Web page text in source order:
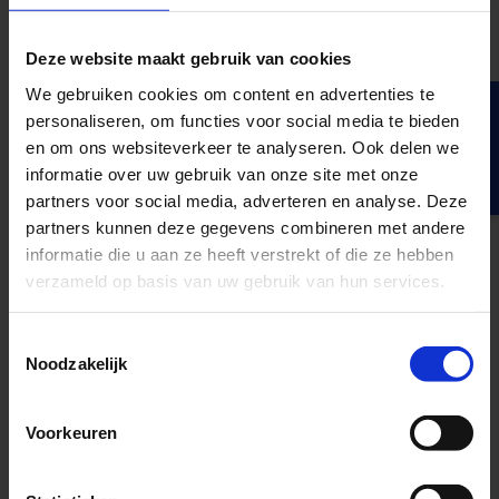
Deze website maakt gebruik van cookies
We gebruiken cookies om content en advertenties te
personaliseren, om functies voor social media te bieden
en om ons websiteverkeer te analyseren. Ook delen we
informatie over uw gebruik van onze site met onze
partners voor social media, adverteren en analyse. Deze
partners kunnen deze gegevens combineren met andere
informatie die u aan ze heeft verstrekt of die ze hebben
verzameld op basis van uw gebruik van hun services.
Noodzakelijk
Voorkeuren
vastgoedopgaven van
werk mee aan uitdagende
projecten die echt impact
maken. Samen zetten we
onze schouders eronder.
Bekijk vacature